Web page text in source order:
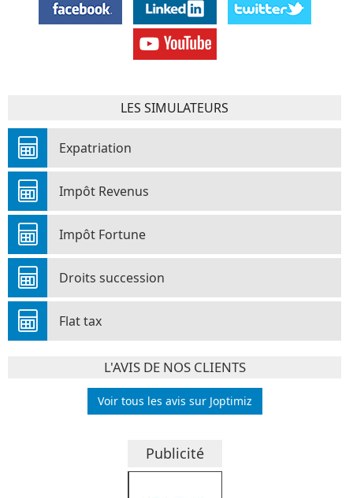
LES SIMULATEURS
Expatriation
Impôt Revenus
Impôt Fortune
Droits succession
Flat tax
L'AVIS DE NOS CLIENTS
Voir tous les avis sur Joptimiz
Publicité